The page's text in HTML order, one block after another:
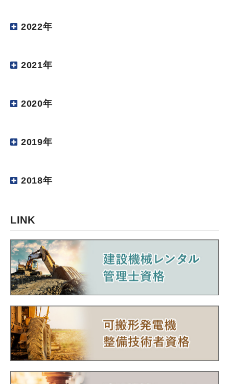
2022年
2021年
2020年
2019年
2018年
LINK